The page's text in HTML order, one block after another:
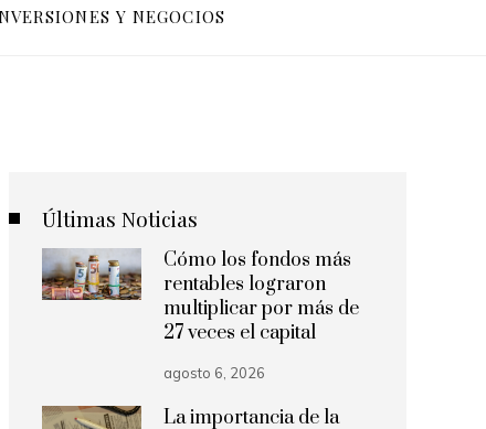
Y NEGOCIOS
Últimas Noticias
Cómo los fondos más
rentables lograron
multiplicar por más de
27 veces el capital
agosto 6, 2026
La importancia de la